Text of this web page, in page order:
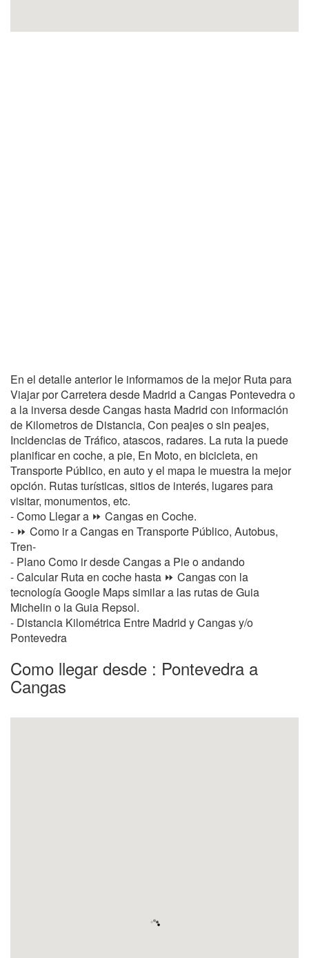
En el detalle anterior le informamos de la mejor Ruta para
Viajar por Carretera desde Madrid a Cangas Pontevedra o
a la inversa desde Cangas hasta Madrid con información
de Kilometros de Distancia, Con peajes o sin peajes,
Incidencias de Tráfico, atascos, radares. La ruta la puede
planificar en coche, a pie, En Moto, en bicicleta, en
Transporte Público, en auto y el mapa le muestra la mejor
opción. Rutas turísticas, sitios de interés, lugares para
visitar, monumentos, etc.
- Como Llegar a ⏩ Cangas en Coche.
- ⏩ Como ir a Cangas en Transporte Público, Autobus,
Tren-
- Plano Como ir desde Cangas a Pie o andando
- Calcular Ruta en coche hasta ⏩ Cangas con la
tecnología Google Maps similar a las rutas de Guia
Michelin o la Guia Repsol.
- Distancia Kilométrica Entre Madrid y Cangas y/o
Pontevedra
Como llegar desde : Pontevedra a
Cangas